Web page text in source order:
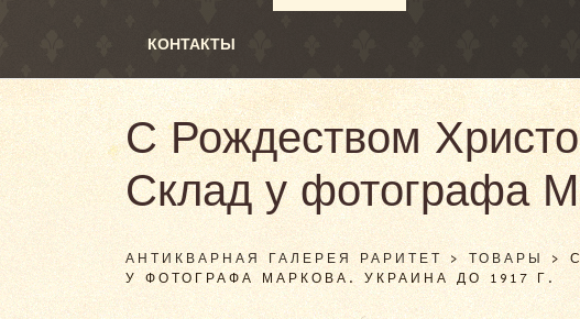
КОНТАКТЫ
С Рождеством
Склад у фотографа
АНТИКВАРНАЯ ГАЛЕРЕЯ РАРИТЕТ>ТОВАРЫ >
У ФОТОГРАФА МАРКОВА. УКРАИНА ДО 1917 Г.